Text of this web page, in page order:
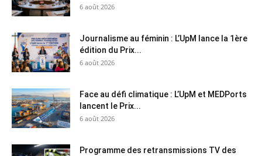
6 août 2026
Journalisme au féminin : L’UpM lance la 1ère
édition du Prix...
6 août 2026
Face au défi climatique : L’UpM et MEDPorts
lancent le Prix...
6 août 2026
Programme des retransmissions TV des